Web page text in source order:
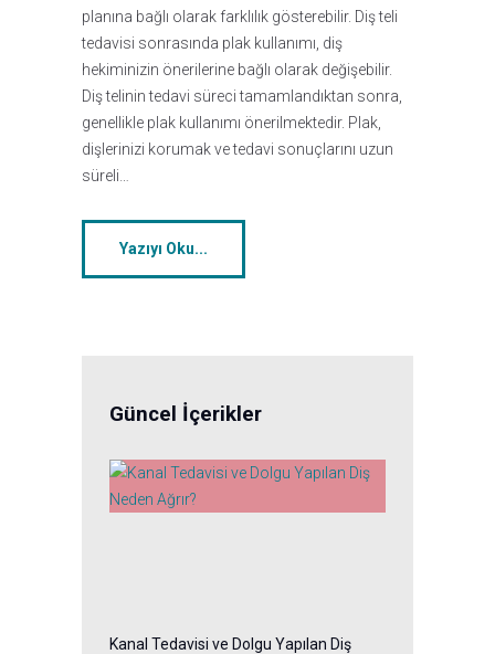
planına bağlı olarak farklılık gösterebilir. Diş teli
tedavisi sonrasında plak kullanımı, diş
hekiminizin önerilerine bağlı olarak değişebilir.
Diş telinin tedavi süreci tamamlandıktan sonra,
genellikle plak kullanımı önerilmektedir. Plak,
dişlerinizi korumak ve tedavi sonuçlarını uzun
süreli…
Yazıyı Oku...
Güncel İçerikler
Kanal Tedavisi ve Dolgu Yapılan Diş